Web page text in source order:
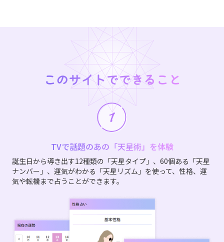
このサイトでできること
TVで話題のあの「天星術」を体験
誕生日から導き出す12種類の「天星タイプ」、60個ある「天星
ナンバー」、運気がわかる「天星リズム」を使って、性格、運
気や転機まで占うことができます。